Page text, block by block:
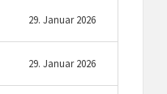
29. Januar 2026
29. Januar 2026